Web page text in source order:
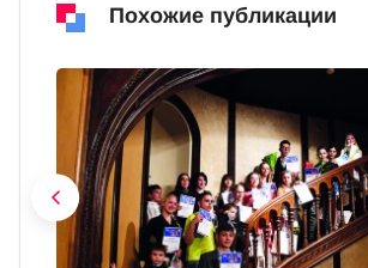
Похожие публикации